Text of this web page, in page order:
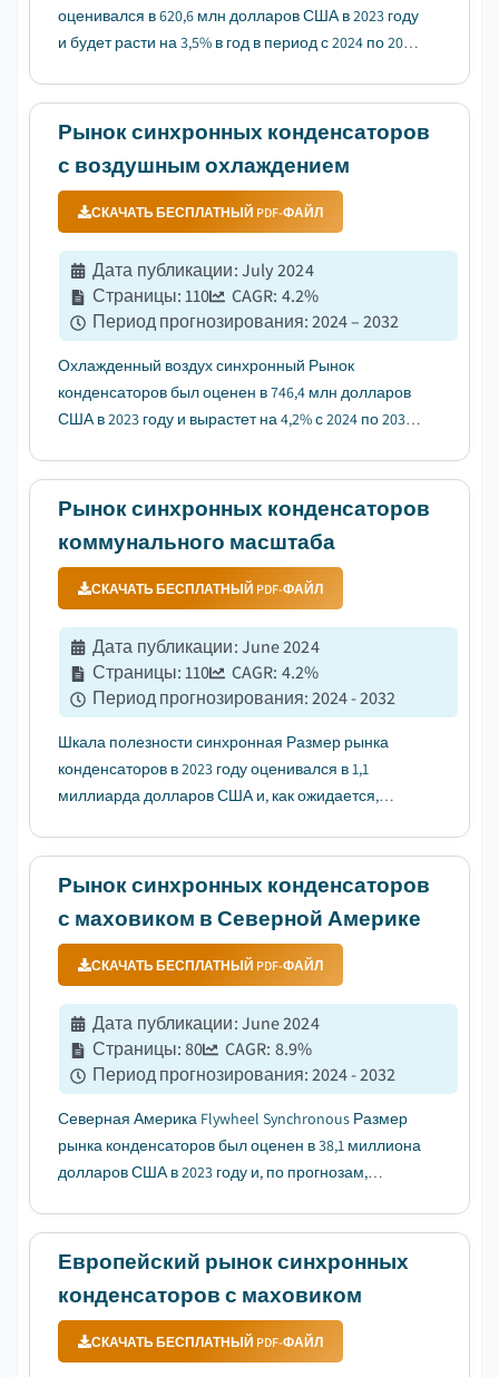
оценивался в 620,6 млн долларов США в 2023 году
и будет расти на 3,5% в год в период с 2024 по 2032
Рынок синхронных конденсаторов
с воздушным охлаждением
СКАЧАТЬ БЕСПЛАТНЫЙ PDF-ФАЙЛ
Дата публикации:July 2024
Страницы:110 CAGR: 4.2%
Период прогнозирования:2024 – 2032
Охлажденный воздух синхронный Рынок
конденсаторов был оценен в 746,4 млн долларов
США в 2023 году и вырастет на 4,2% с 2024 по 2032
Рынок синхронных конденсаторов
коммунального масштаба
СКАЧАТЬ БЕСПЛАТНЫЙ PDF-ФАЙЛ
Дата публикации:June 2024
Страницы:110 CAGR: 4.2%
Период прогнозирования:2024 - 2032
Шкала полезности синхронная Размер рынка
конденсаторов в 2023 году оценивался в 1,1
миллиарда долларов США и, как ожидается,
источников энергии и потребностей в
стабильности сети....
Рынок синхронных конденсаторов
с маховиком в Северной Америке
СКАЧАТЬ БЕСПЛАТНЫЙ PDF-ФАЙЛ
Дата публикации:June 2024
Страницы:80 CAGR: 8.9%
Период прогнозирования:2024 - 2032
Северная Америка Flywheel Synchronous Размер
рынка конденсаторов был оценен в 38,1 миллиона
долларов США в 2023 году и, по прогнозам,
Европейский рынок синхронных
конденсаторов с маховиком
СКАЧАТЬ БЕСПЛАТНЫЙ PDF-ФАЙЛ